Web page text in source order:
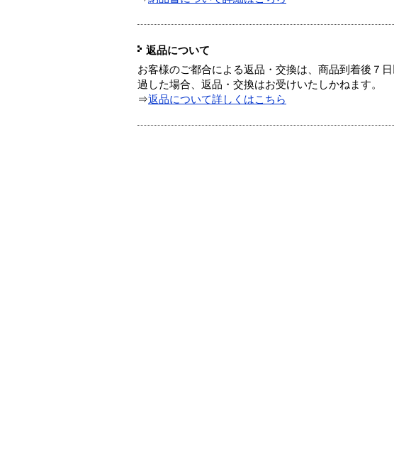
返品について
お客様のご都合による返品・交換は、商品到着後７
過した場合、返品・交換はお受けいたしかねます。
⇒返品について詳しくはこちら